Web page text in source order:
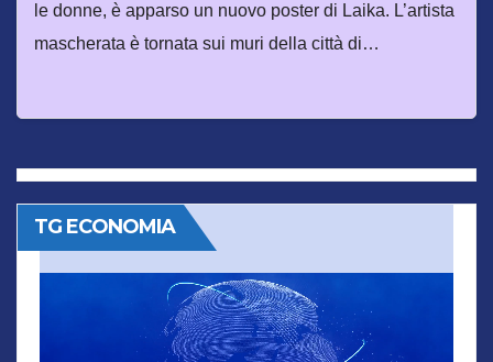
le donne, è apparso un nuovo poster di Laika. L’artista
mascherata è tornata sui muri della città di…
TG ECONOMIA